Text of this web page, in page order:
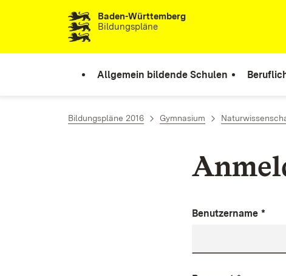
Zum Inhalt springenBaden-Württemberg
Bildungspläne
Allgemein bildende Schulen
Bildungspläne 2016 Gymnasium
Benutzername *